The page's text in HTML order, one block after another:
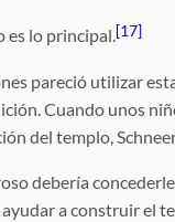
es lo principal.[17]
pareció utilizar
Cuando unos
del templo,
debería
a construir el